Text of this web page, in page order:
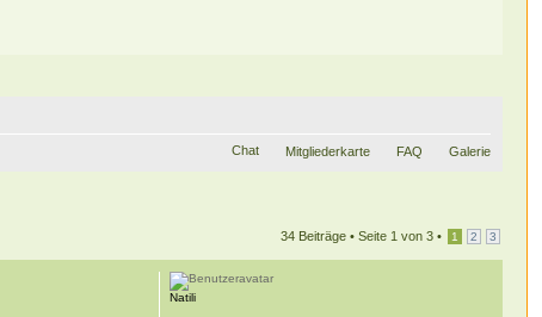
Chat Mitgliederkarte FAQ Galerie
34 Beiträge • Seite 1 von 3• 1 2 3
Natili